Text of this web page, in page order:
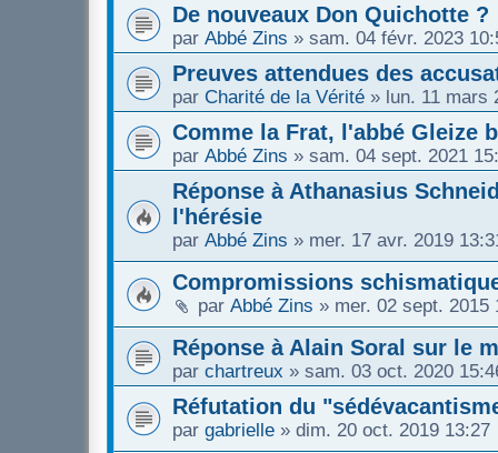
De nouveaux Don Quichotte ?
par Abbé Zins » sam. 04 févr. 2023
Preuves attendues des
par Charité de la Vérité » lun. 11 mars
Comme la Frat, l'abbé Gleize
par Abbé Zins » sam. 04 sept. 2021
Réponse à Athanasius
l'hérésie
par Abbé Zins » mer. 17 avr. 2019
Compromissions
par Abbé Zins » mer. 02 sept. 2015
Réponse à Alain Soral sur le
par chartreux » sam. 03 oct. 2020
Réfutation du
par gabrielle » dim. 20 oct. 2019 13:27